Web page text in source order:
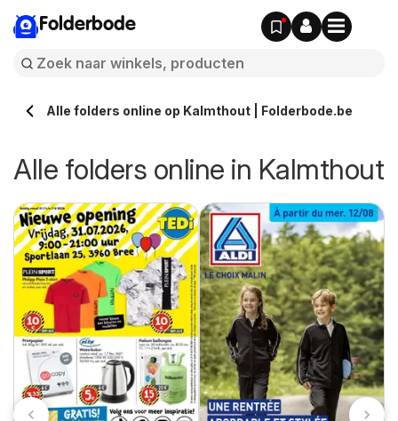
Folderbode
Alle folders online op Kalmthout | Folderbode.be
Alle folders online in Kalmthout